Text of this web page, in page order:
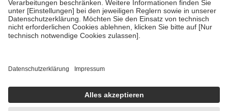
GKV getragen werden
• empfohlenen Schutzimpfungen
• Harn- und Blutteststreifen
getroffen, um sicherzustellen, dass es sich um echte Bewertungen
https://help.etrusted.com/hc/de/articles/4419944605341
Einige Bilder und Inhalte wurden unter Zuhilfenahme künstlicher